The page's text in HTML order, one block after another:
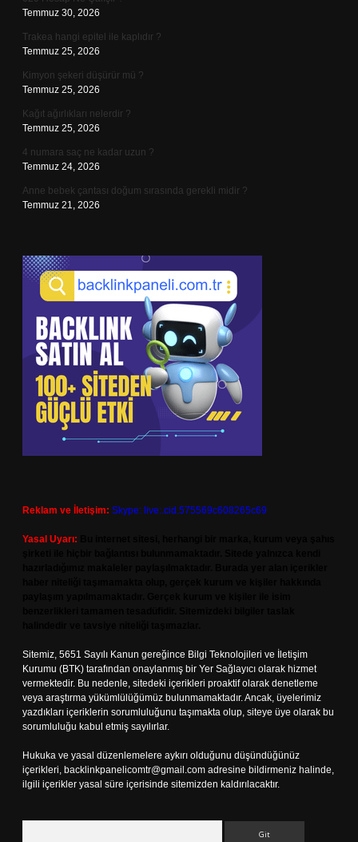
Temmuz 30, 2026
Trakea hangi epitel ile kaplıdır ?
Temmuz 25, 2026
Kimyon şekeri düşürür mü ?
Temmuz 25, 2026
Kağıt ağırlıkları nelerdir ?
Temmuz 25, 2026
4 numara saç ne kadar uzun ?
Temmuz 24, 2026
Anne bebek çantası doğum sırasında gerekli midir ?
Temmuz 21, 2026
Reklam ve İletişim: Skype: live:.cid.575569c608265c69
Yasal Uyarı:
Sitemiz, 5651 Sayılı Kanun gereğince Bilgi Teknolojileri ve İletişim
Kurumu (BTK) tarafından onaylanmış bir Yer Sağlayıcı olarak hizmet
vermektedir. Bu nedenle, sitedeki içerikleri proaktif olarak denetleme
veya araştırma yükümlülüğümüz bulunmamaktadır. Ancak, üyelerimiz
yazdıkları içeriklerin sorumluluğunu taşımakta olup, siteye üye olarak bu
sorumluluğu kabul etmiş sayılırlar.
Hukuka ve yasal düzenlemelere aykırı olduğunu düşündüğünüz
içerikleri, backlinkpanelicomtr@gmail.com adresine bildirmeniz halinde,
ilgili içerikler yasal süre içerisinde sitemizden kaldırılacaktır.